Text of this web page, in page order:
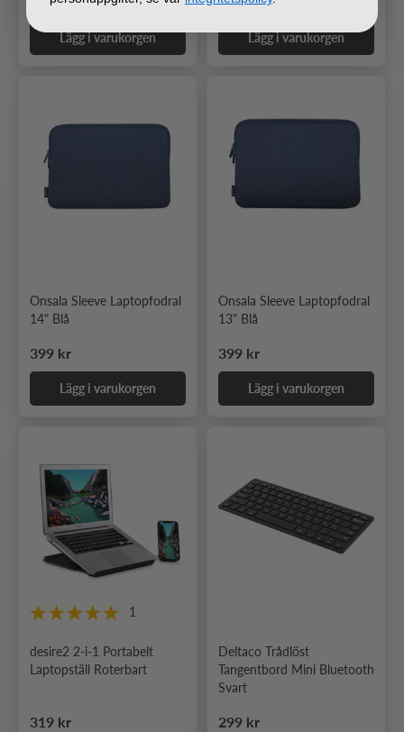
Lägg i varukorgen Lägg i varukorgen
Onsala Sleeve Laptopfodral
14" Blå
Ordinarie pris
399 kr
Lägg i varukorgen
Onsala Sleeve Laptopfodral
13" Blå
Ordinarie pris
399 kr
Lägg i varukorgen
1
desire2 2-i-1 Portabelt
Laptopställ Roterbart
Ordinarie pris
319 kr
Deltaco Trådlöst
Tangentbord Mini Bluetooth
Svart
Ordinarie pris
299 kr